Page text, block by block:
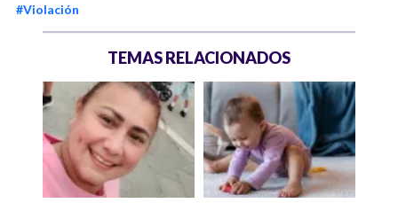
#Violación
TEMAS RELACIONADOS